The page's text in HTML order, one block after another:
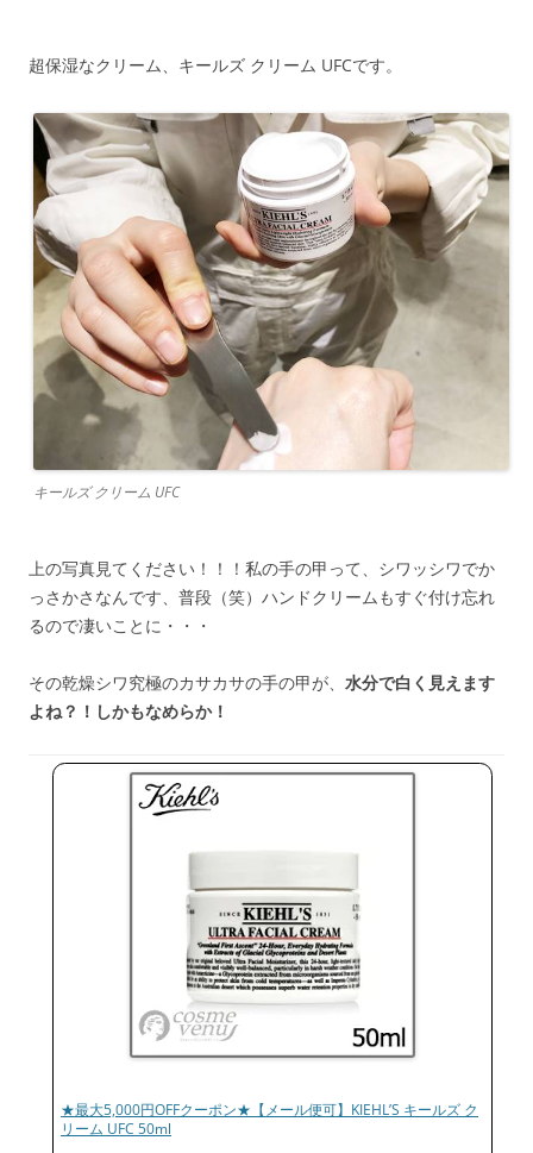
超保湿なクリーム、キールズ クリーム UFCです。
キールズ クリーム UFC
上の写真見てください！！！私の手の甲って、シワッシワでか
っさかさなんです、普段（笑）ハンドクリームもすぐ付け忘れ
るので凄いことに・・・
その乾燥シワ究極のカサカサの手の甲が、 水分で白く見えます
よね？！しかもなめらか！
★最大5,000円OFFクーポン★【メール便可】KIEHL’S キールズ ク
リーム UFC 50ml